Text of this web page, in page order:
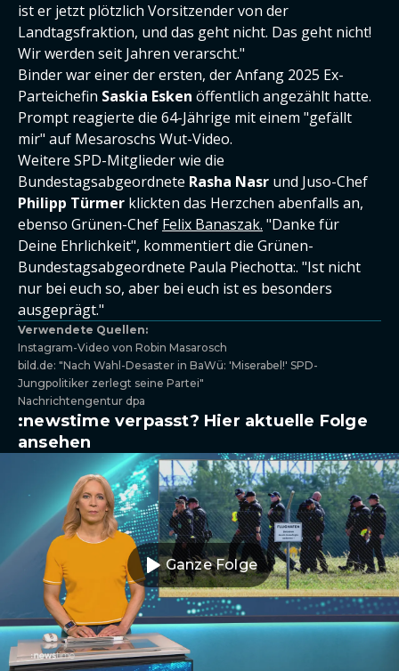
ist er jetzt plötzlich Vorsitzender von der
Landtagsfraktion, und das geht nicht. Das geht nicht!
Wir werden seit Jahren verarscht."
Binder war einer der ersten, der Anfang 2025 Ex-
Parteichefin Saskia Esken öffentlich angezählt hatte.
Prompt reagierte die 64-Jährige mit einem "gefällt
mir" auf Mesaroschs Wut-Video.
Weitere SPD-Mitglieder wie die
Bundestagsabgeordnete Rasha Nasr und Juso-Chef
Philipp Türmer klickten das Herzchen abenfalls an,
ebenso Grünen-Chef Felix Banaszak. "Danke für
Deine Ehrlichkeit", kommentiert die Grünen-
Bundestagsabgeordnete Paula Piechotta:. "Ist nicht
nur bei euch so, aber bei euch ist es besonders
ausgeprägt."
Verwendete Quellen:
Instagram-Video von Robin Masarosch
bild.de: "Nach Wahl-Desaster in BaWü: 'Miserabel!' SPD-
Jungpolitiker zerlegt seine Partei"
Nachrichtengentur dpa
:newstime verpasst? Hier aktuelle Folge
ansehen
Ganze Folge